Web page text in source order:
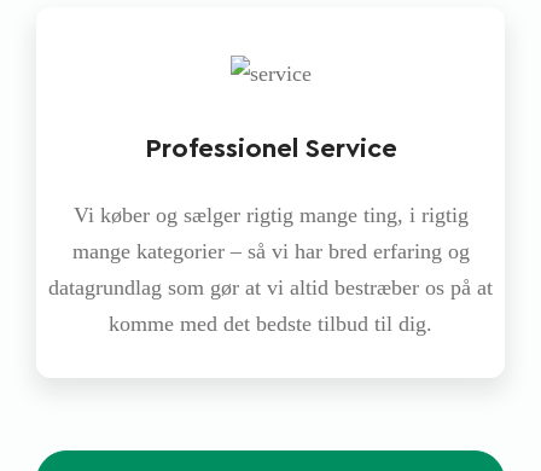
Professionel Service
Vi køber og sælger rigtig mange ting, i rigtig
mange kategorier – så vi har bred erfaring og
datagrundlag som gør at vi altid bestræber os på at
komme med det bedste tilbud til dig.